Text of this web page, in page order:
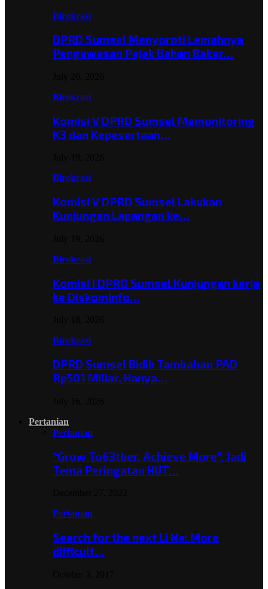
Birokrasi
DPRD Sumsel Menyoroti Lemahnya
Pengawasan Pajak Bahan Bakar…
Birokrasi
Komisi V DPRD Sumsel Memonitoring
K3 dan Kepesertaan…
Birokrasi
Komisi V DPRD Sumsel Lakukan
Kunjungan Lapangan ke…
Birokrasi
Komisi I DPRD Sumsel Kunjungan kerja
ke Diskominfo…
Birokrasi
DPRD Sumsel Bidik Tambahan PAD
Rp501 Miliar, Hanya…
Pertanian
Pertanian
“Grow To63ther, Achieve More”, Jadi
Tema Peringatan HUT…
Pertanian
Search for the next Li Na: More
difficult…